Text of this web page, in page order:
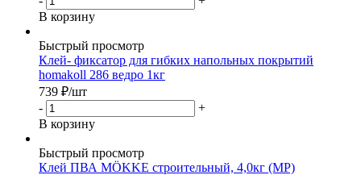
В корзину
Быстрый просмотр
Клей- фиксатор для гибких напольных покрытий
homakoll 286 ведро 1кг
739 ₽/шт
-
+
В корзину
Быстрый просмотр
Клей ПВА MÖKKE строительный, 4,0кг (МР)